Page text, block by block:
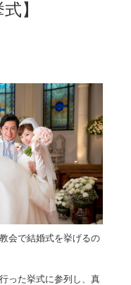
】
会で結婚式を挙げるの
った挙式に参列し、真